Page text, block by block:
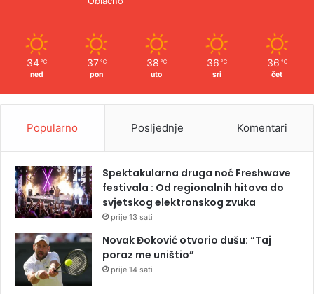
34 ℃
ned
37 ℃
pon
38 ℃
uto
36 ℃
sri
36 ℃
čet
Popularno Posljednje Komentari
Spektakularna druga noć Freshwave
festivala : Od regionalnih hitova do
svjetskog elektronskog zvuka
prije 13 sati
Novak Đoković otvorio dušu: “Taj
poraz me uništio”
prije 14 sati